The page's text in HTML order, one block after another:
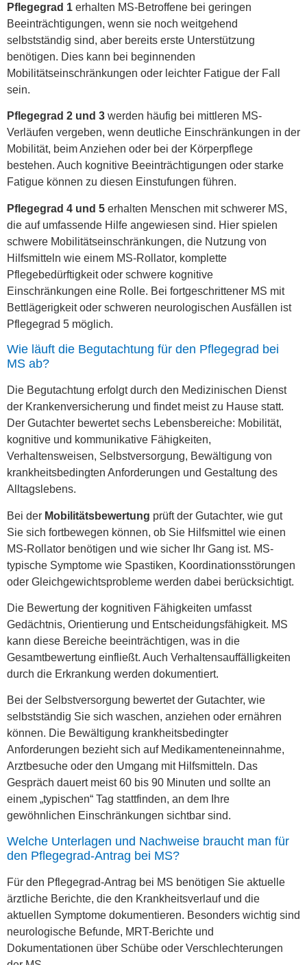
Pflegegrad 1 erhalten MS-Betroffene bei geringen
Beeinträchtigungen, wenn sie noch weitgehend
selbstständig sind, aber bereits erste Unterstützung
benötigen. Dies kann bei beginnenden
Mobilitätseinschränkungen oder leichter Fatigue der Fall
sein.
Pflegegrad 2 und 3 werden häufig bei mittleren MS-
Verläufen vergeben, wenn deutliche Einschränkungen in der
Mobilität, beim Anziehen oder bei der Körperpflege
bestehen. Auch kognitive Beeinträchtigungen oder starke
Fatigue können zu diesen Einstufungen führen.
Pflegegrad 4 und 5 erhalten Menschen mit schwerer MS,
die auf umfassende Hilfe angewiesen sind. Hier spielen
schwere Mobilitätseinschränkungen, die Nutzung von
Hilfsmitteln wie einem MS-Rollator, komplette
Pflegebedürftigkeit oder schwere kognitive
Einschränkungen eine Rolle. Bei fortgeschrittener MS mit
Bettlägerigkeit oder schweren neurologischen Ausfällen ist
Pflegegrad 5 möglich.
Wie läuft die Begutachtung für den Pflegegrad bei
MS ab?
Die Begutachtung erfolgt durch den Medizinischen Dienst
der Krankenversicherung und findet meist zu Hause statt.
Der Gutachter bewertet sechs Lebensbereiche: Mobilität,
kognitive und kommunikative Fähigkeiten,
Verhaltensweisen, Selbstversorgung, Bewältigung von
krankheitsbedingten Anforderungen und Gestaltung des
Alltagslebens.
Bei der Mobilitätsbewertung prüft der Gutachter, wie gut
Sie sich fortbewegen können, ob Sie Hilfsmittel wie einen
MS-Rollator benötigen und wie sicher Ihr Gang ist. MS-
typische Symptome wie Spastiken, Koordinationsstörungen
oder Gleichgewichtsprobleme werden dabei berücksichtigt.
Die Bewertung der kognitiven Fähigkeiten umfasst
Gedächtnis, Orientierung und Entscheidungsfähigkeit. MS
kann diese Bereiche beeinträchtigen, was in die
Gesamtbewertung einfließt. Auch Verhaltensauffälligkeiten
durch die Erkrankung werden dokumentiert.
Bei der Selbstversorgung bewertet der Gutachter, wie
selbstständig Sie sich waschen, anziehen oder ernähren
können. Die Bewältigung krankheitsbedingter
Anforderungen bezieht sich auf Medikamenteneinnahme,
Arztbesuche oder den Umgang mit Hilfsmitteln. Das
Gespräch dauert meist 60 bis 90 Minuten und sollte an
einem „typischen“ Tag stattfinden, an dem Ihre
gewöhnlichen Einschränkungen sichtbar sind.
Welche Unterlagen und Nachweise braucht man für
den Pflegegrad-Antrag bei MS?
Für den Pflegegrad-Antrag bei MS benötigen Sie aktuelle
ärztliche Berichte, die den Krankheitsverlauf und die
aktuellen Symptome dokumentieren. Besonders wichtig sind
neurologische Befunde, MRT-Berichte und
Dokumentationen über Schübe oder Verschlechterungen